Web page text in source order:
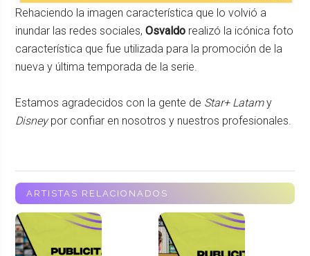
Rehaciendo la imagen característica que lo volvió a
inundar las redes sociales,Osvaldo realizó la icónica foto
característica que fue utilizada para la promoción de la
nueva y última temporada de la serie.
Estamos agradecidos con la gente de Star+ Latamy
Disneypor confiar en nosotros y nuestros profesionales.
ARTISTAS RELACIONADOS